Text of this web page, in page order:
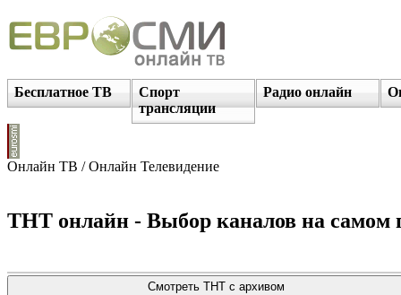
Бесплатное ТВ
Спорт
трансляции
Радио онлайн
Онлайн ТВ / Онлайн Телевидение
ТНТ онлайн - Выбор каналов на самом